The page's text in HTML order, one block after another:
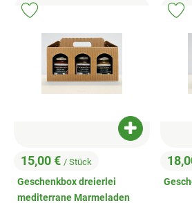
, Preis:
15,00 € / Stück
Geschenkbox dreierlei
mediterrane Marmeladen
Produkt zum
,